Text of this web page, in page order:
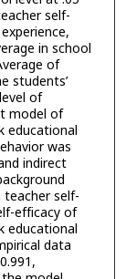
self-
in school
of
students’
of
model of
educational
was
indirect
self-
efficacy of
educational
data